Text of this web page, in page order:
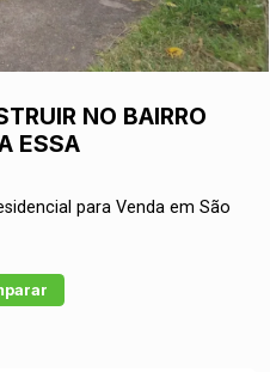
NO BAIRRO
ESSA
para Venda em São